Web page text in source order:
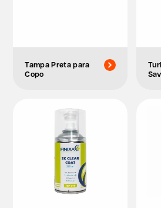
Tampa Preta para
Copo